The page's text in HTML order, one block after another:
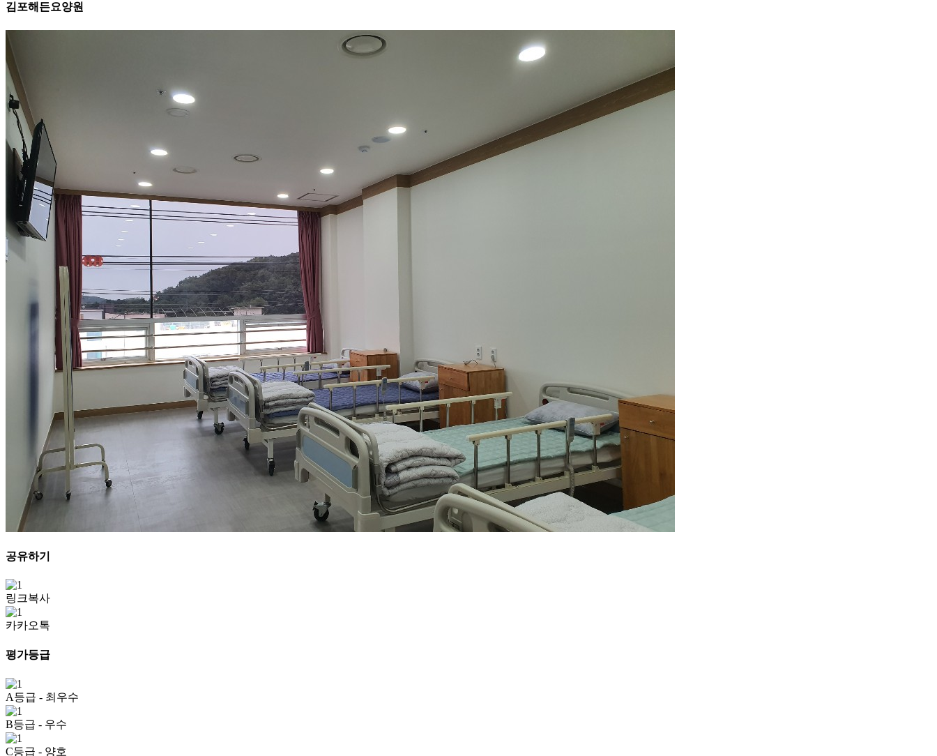
김포해든요양원
공유하기
링크복사
카카오톡
평가등급
A등급 - 최우수
B등급 - 우수
C등급 - 양호